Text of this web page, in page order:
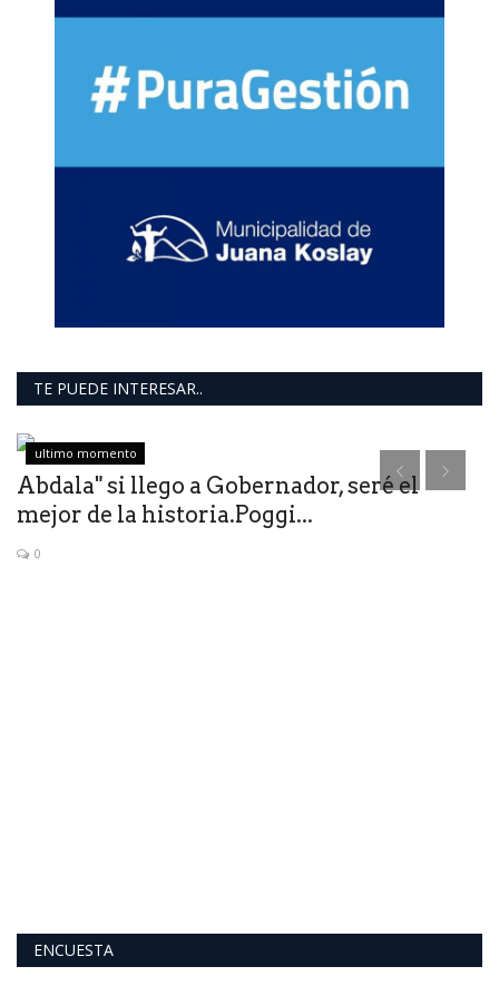
TE PUEDE INTERESAR..
ultimo momento
Abdala" si llego a Gobernador, seré el
mejor de la historia.Poggi...
0
ENCUESTA